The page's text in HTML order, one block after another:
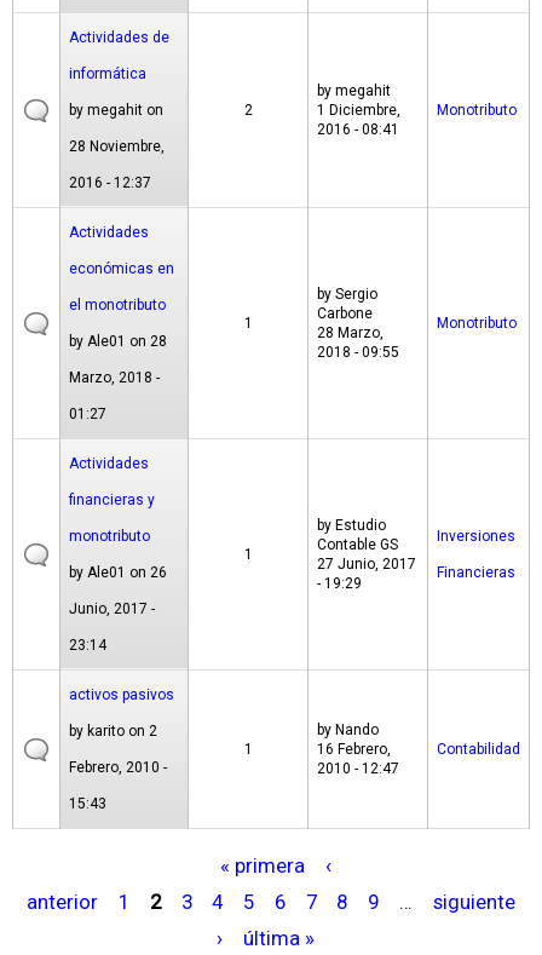
Actividades de
informática
by megahit on
28 Noviembre,
2016 - 12:37
2
by megahit
1 Diciembre,
2016 - 08:41
Monotributo
Actividades
económicas en
el monotributo
by Ale01 on 28
Marzo, 2018 -
01:27
1
by Sergio
Carbone
28 Marzo,
2018 - 09:55
Monotributo
Actividades
financieras y
monotributo
by Ale01 on 26
Junio, 2017 -
23:14
1
by Estudio
Contable GS
27 Junio, 2017
- 19:29
Inversiones
Financieras
activos pasivos
by karito on 2
Febrero, 2010 -
15:43
1
by Nando
16 Febrero,
2010 - 12:47
Contabilidad
P
« primera
‹
anterior
1 2 3 4 5 6 7 8 9 …
siguiente
›
última »